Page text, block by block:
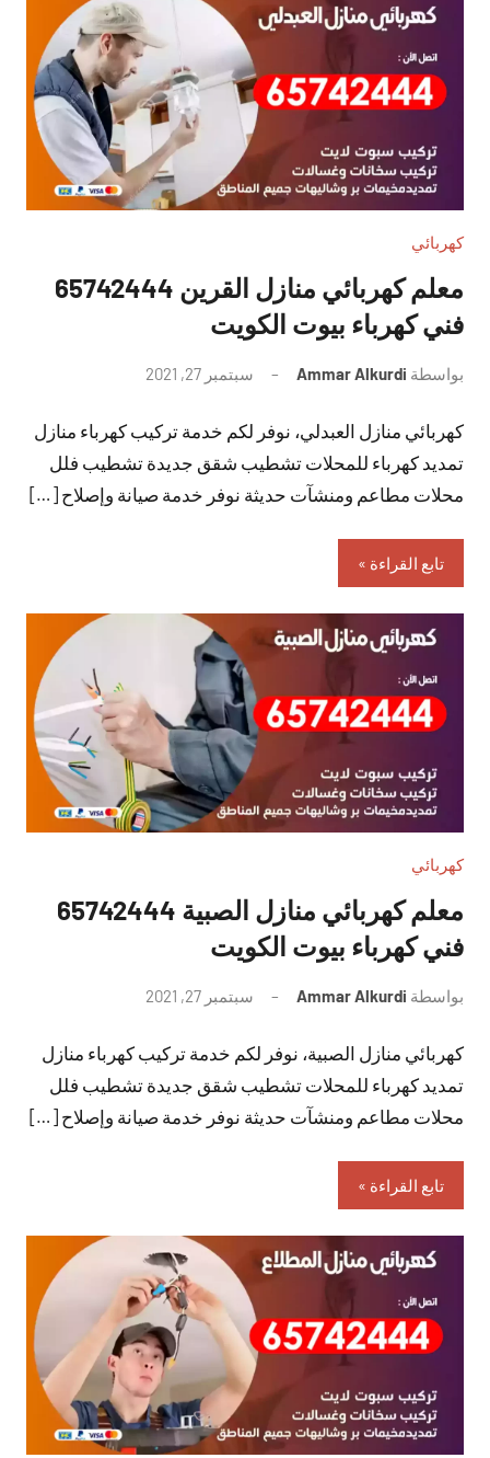
كهربائي
معلم كهربائي منازل القرين 65742444
فني كهرباء بيوت الكويت
بواسطة Ammar Alkurdi سبتمبر 27, 2021
تعليقات
كهربائي منازل العبدلي، نوفر لكم خدمة تركيب كهرباء منازل
تمديد كهرباء للمحلات تشطيب شقق جديدة تشطيب فلل
محلات مطاعم ومنشآت حديثة نوفر خدمة صيانة وإصلاح […]
تابع القراءة
كهربائي
معلم كهربائي منازل الصبية 65742444
فني كهرباء بيوت الكويت
بواسطة Ammar Alkurdi سبتمبر 27, 2021
تعليقات
كهربائي منازل الصبية، نوفر لكم خدمة تركيب كهرباء منازل
تمديد كهرباء للمحلات تشطيب شقق جديدة تشطيب فلل
محلات مطاعم ومنشآت حديثة نوفر خدمة صيانة وإصلاح […]
تابع القراءة